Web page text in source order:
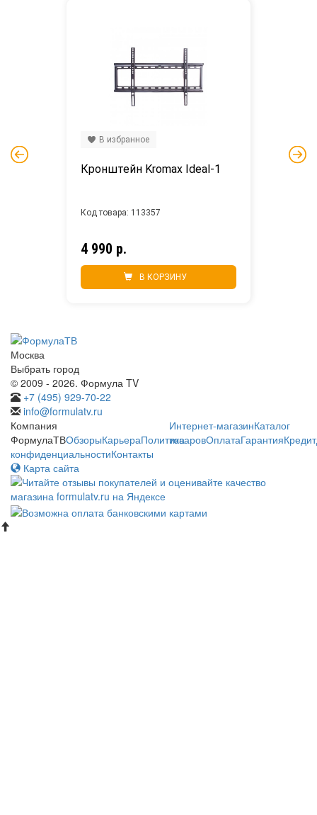
Кронштейн Kromax Ideal-1
4 990 р.
В КОРЗИНУ
Код товара: 113357
В избранное
Москва
Выбрать город
© 2009 - 2026. Формула TV
+7 (495) 929-70-22
info@formulatv.ru
Компания
ФормулаТВОбзорыКарьераПолитика
конфиденциальностиКонтакты
Интернет-магазинКаталог
товаровОплатаГарантияКредит
Карта сайта